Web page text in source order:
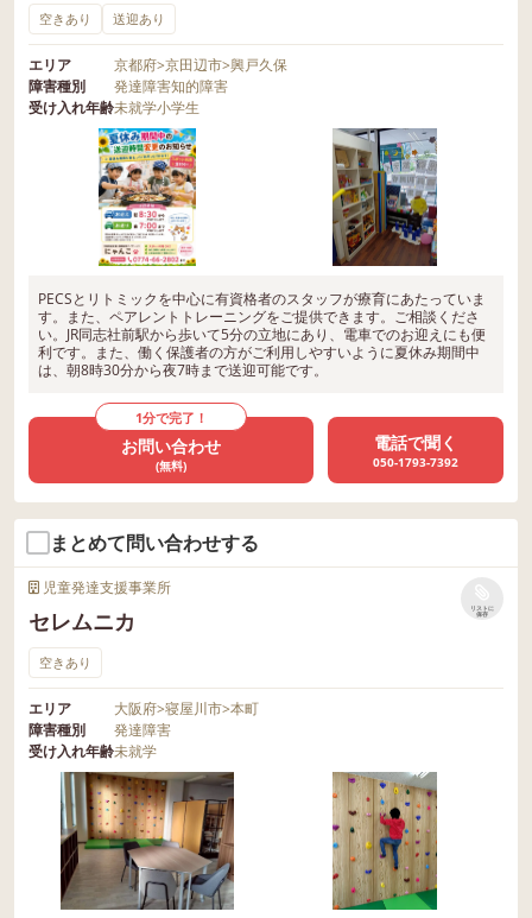
空きあり 送迎あり
エリア 京都府>京田辺市>興戸久保
障害種別
発達障害知的障害
受け入れ年齢未就学小学生
PECSとリトミックを中心に有資格者のスタッフが療育にあたっていま
す。また、ペアレントトレーニングをご提供できます。ご相談くださ
い。JR同志社前駅から歩いて5分の立地にあり、電車でのお迎えにも便
利です。また、働く保護者の方がご利用しやすいように夏休み期間中
は、朝8時30分から夜7時まで送迎可能です。
1分で完了！
お問い合わせ
(無料)
電話で聞く
050-1793-7392
まとめて問い合わせする
児童発達支援事業所
セレムニカ
リストに
保存
空きあり
エリア 大阪府>寝屋川市>本町
障害種別
発達障害
受け入れ年齢未就学